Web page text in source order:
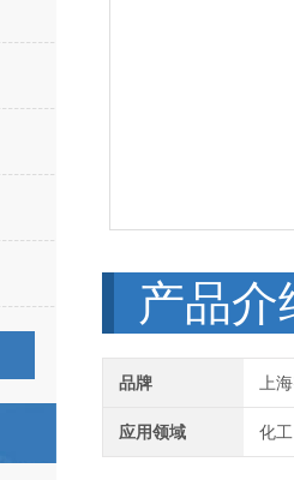
产品介
品牌 上
应用领域 化